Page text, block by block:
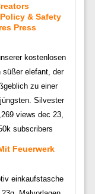
& Safety
Press
kostenlosen
süßer elefant, der
zu einer
Silvester
views dec 23,
subscribers
Feuerwerk
einkaufstasche